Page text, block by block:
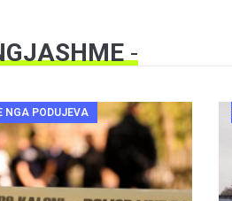
-
NGA PODUJEVA